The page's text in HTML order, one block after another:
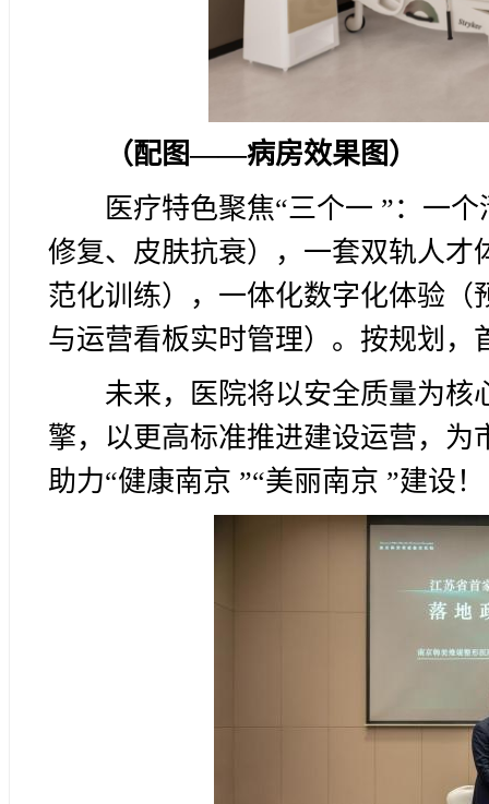
（配图——病房效果图）
医疗特色聚焦“三个一 ”：一
修复、皮肤抗衰），一套双轨人
范化训练），一体化数字化体验
与运营看板实时管理）。按规划，
未来，医院将以安全质量为核
擎，以更高标准推进建设运营，
助力“健康南京 ”“美丽南京 ”建设！